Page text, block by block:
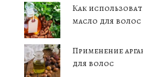
Как
масло для волос
Применение
для волос